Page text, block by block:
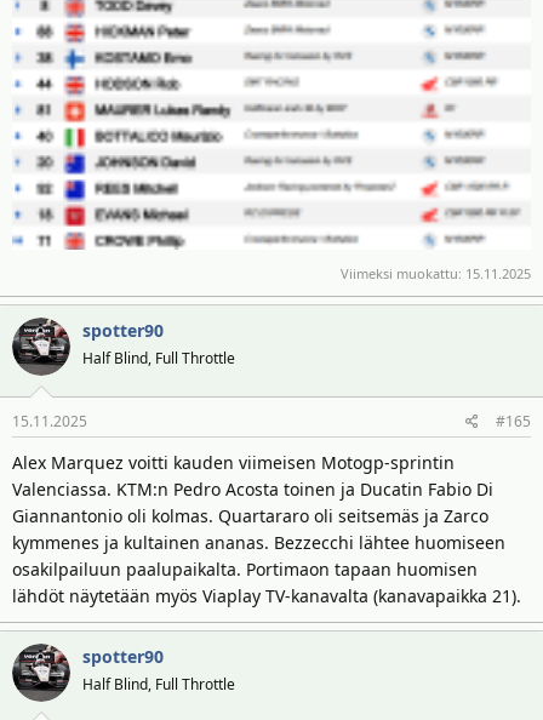
Viimeksi muokattu: 15.11.2025
spotter90
Half Blind, Full Throttle
15.11.2025 #165
Alex Marquez voitti kauden viimeisen Motogp-sprintin
Valenciassa. KTM:n Pedro Acosta toinen ja Ducatin Fabio Di
Giannantonio oli kolmas. Quartararo oli seitsemäs ja Zarco
kymmenes ja kultainen ananas. Bezzecchi lähtee huomiseen
osakilpailuun paalupaikalta. Portimaon tapaan huomisen
lähdöt näytetään myös Viaplay TV-kanavalta (kanavapaikka 21).
spotter90
Half Blind, Full Throttle